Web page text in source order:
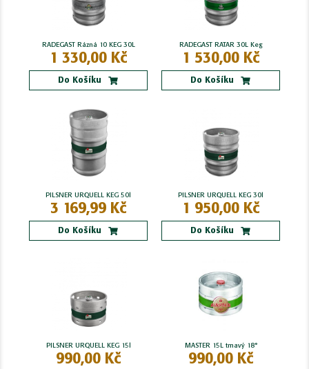
RADEGAST Rázná 10 KEG 30L
1 330,00 Kč
Do Košíku
RADEGAST RATAR 30L Keg
1 530,00 Kč
Do Košíku
PILSNER URQUELL KEG 50l
3 169,99 Kč
Do Košíku
PILSNER URQUELL KEG 30l
1 950,00 Kč
Do Košíku
PILSNER URQUELL KEG 15l
990,00 Kč
MASTER 15L tmavý 18°
990,00 Kč